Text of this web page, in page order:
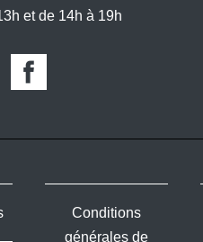
et de 14h à 19h
Conditions
générales de